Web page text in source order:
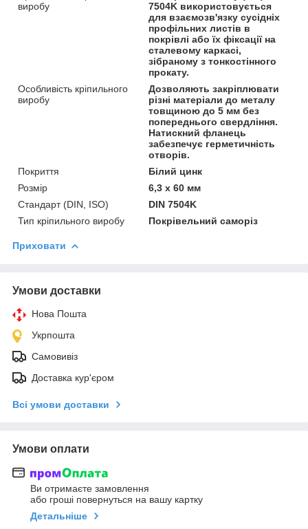
виробу
7504K використовується
для взаємозв'язку сусідніх
профільних листів в
покрівлі або їх фіксації на
сталевому каркасі,
зібраному з тонкостінного
прокату.
Особливість кріпильного
виробу
Дозволяють закріплювати
різні матеріали до металу
товщиною до 5 мм без
попереднього свердління.
Натискний фланець
забезпечує герметичність
отворів.
Покриття
Білий цинк
Розмір
6,3 х 60 мм
Стандарт (DIN, ISO)
DIN 7504K
Тип кріпильного виробу
Покрівельний саморіз
Приховати
Умови доставки
Нова Пошта
Укрпошта
Самовивіз
Доставка кур'єром
Всі умови доставки
Умови оплати
Ви отримаєте замовлення
або гроші повернуться на вашу картку
Детальніше